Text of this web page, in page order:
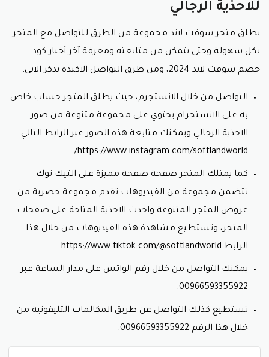
للاحذية الرجالي
يطلق متجر سوفت لاند مجموعة من الطرق للتواصل مع المتجر
بكل سهولة وحتى يتمكن من متابعته ومعرفة آخر أخبار كود
خصم سوفت لاند 2024، ومن طرق التواصل الاكيدة نذكر الآتي:
التواصل من خلال الانستجرم، حيث يطلق المتجر حساب خاص
به على الانستجرام يحتوي على مجموعة متنوعة من صور
الاحذية الرجالي ويمكنك متابعة هذه الصور عبر الرابط التالي
https://www.instagram.com/softlandworld/.
كما يمتلك المتجر صفحة صفحة مميزة على التيك توك
تتضمن مجموعة من الفيديوهات تقدم مجموعة حصرية من
عروض المتجر المتنوعة واحدث الاحذية المتاحة على صفحات
المتجر، وتستطيع مشاهدة هذه الفيديوهات من خلال هذا
الرابط https://www.tiktok.com/@softlandworld.
يمكنك التواصل من خلال رقم الواتس على مدار الساعة عبر
00966593355922.
تستطيع كذلك التواصل عن طريق المكالمات التليفونية من
خلال هذا الرقم 00966593355922.